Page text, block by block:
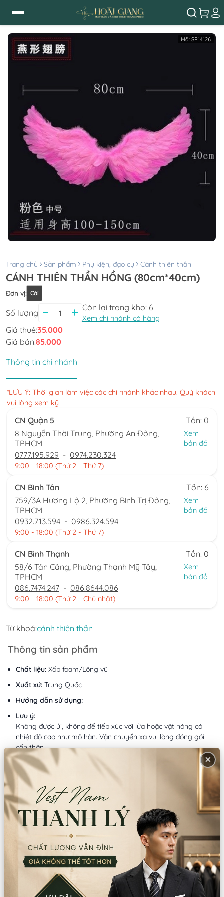
Mã: SP14126
Trang chủ Sản phẩm Phụ kiện, đạo cụ Cánh thiên thần
CÁNH THIÊN THẦN HỒNG (80cm*40cm)
Đơn vị: Cái
Số lượng
Còn lại trong kho: 6
Xem chi nhánh có hàng
Giá thuê:35.000
Giá bán:85.000
Thông tin chi nhánh
*LƯU Ý: Thời gian làm việc các chi nhánh khác nhau. Quý khách
vui lòng xem kỹ
CN Quận 5
Tồn: 0
8 Nguyễn Thời Trung, Phường An Đông,
TPHCM
Xem
bản đồ
0777.195.929 - 0974.230.324
9:00 - 18:00 (Thứ 2 - Thứ 7)
CN Bình Tân
Tồn: 6
759/3A Hương Lộ 2, Phường Bình Trị Đông,
TPHCM
Xem
bản đồ
0932.713.594 - 0986.324.594
9:00 - 18:00 (Thứ 2 - Thứ 7)
CN Bình Thạnh
Tồn: 0
58/6 Tân Cảng, Phường Thạnh Mỹ Tây,
TPHCM
Xem
bản đồ
086.7474.247 - 086.8644.086
9:00 - 18:00 (Thứ 2 - Chủ nhật)
Từ khoá:cánh thiên thần
Thông tin sản phẩm
Chất liệu: Xốp foam/Lông vũ
Xuất xứ: Trung Quốc
Hướng dẫn sử dụng:
Lưu ý:
Không được ủi, không để tiếp xúc với lửa hoặc vật nóng có
nhiệt độ cao như mỏ hàn. Vận chuyển xa vui lòng đóng gói
cẩn thận
Mô tả sản phẩm
×